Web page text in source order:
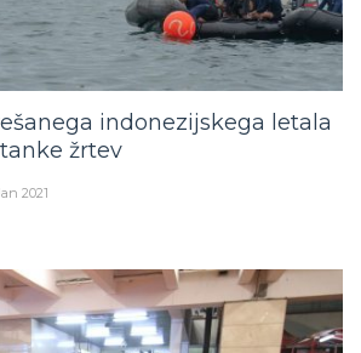
indonezijskega letala
žrtev
2021